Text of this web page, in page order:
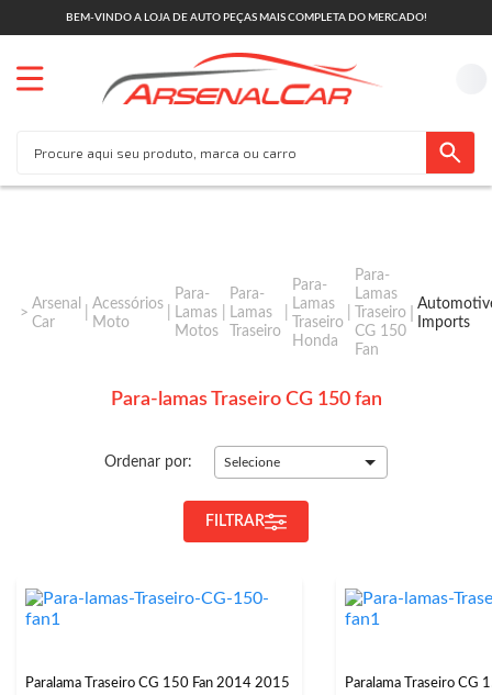
BEM-VINDO A LOJA DE AUTO PEÇAS MAIS COMPLETA DO MERCADO!
Arsenal
Car
Acessórios
Moto
Para-
Lamas
Motos
Para-
Lamas
Traseiro
Para-
Lamas
Traseiro
Honda
Para-
Lamas
Traseiro
CG 150
Fan
Imports
Para-lamas Traseiro CG 150 fan
Ordenar por: Selecione
FILTRAR
Paralama Traseiro CG 150 Fan 2014 2015
Paralama Traseiro CG